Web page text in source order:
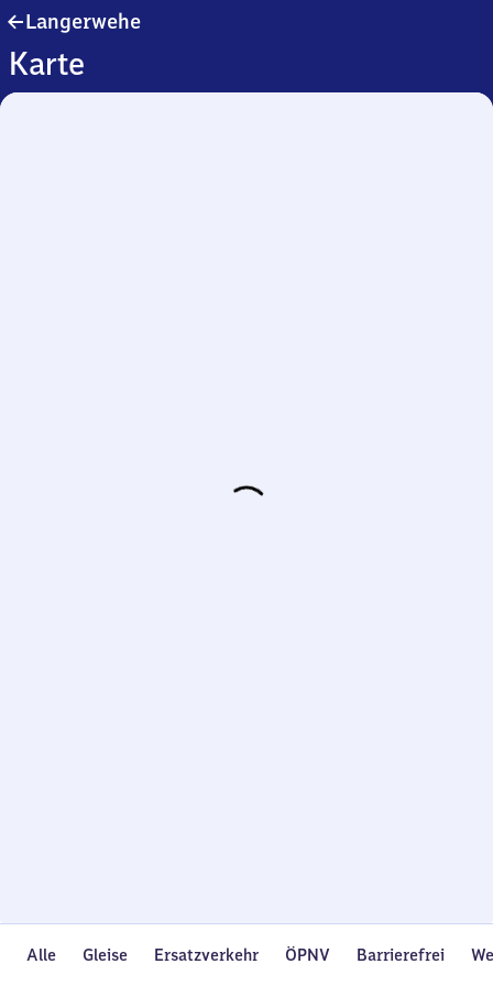
Langerwehe
Karte
Alle Gleise Ersatzverkehr ÖPNV Barrierefrei